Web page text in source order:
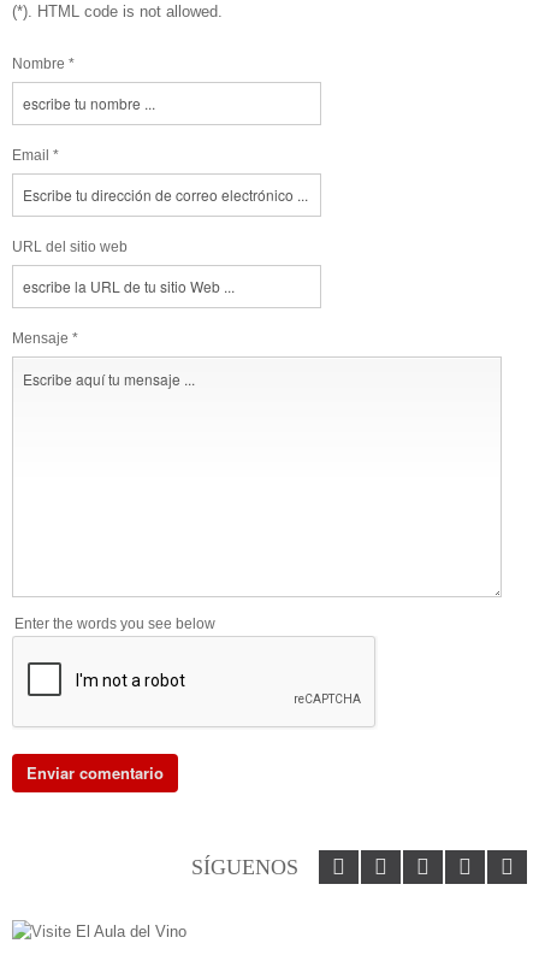
(*). HTML code is not allowed.
Nombre *
Email *
URL del sitio web
Mensaje *
Enter the words you see below
SÍGUENOS